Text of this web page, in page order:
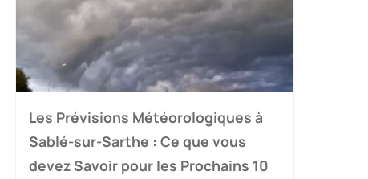
Les Prévisions Météorologiques à
Sablé-sur-Sarthe : Ce que vous
devez Savoir pour les Prochains 10